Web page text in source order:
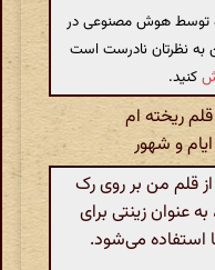
توسط هوش مصنوعی در
به نظرتان نادرست است
کنید.
ریخته ام
و شهور
قلم من بر روی رک
عنوان زینتی برای
استفاده می‌شود.